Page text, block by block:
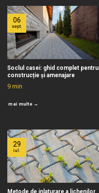
Soclul casei: ghid complet pentru
construcție și amenajare
9min
mai multe →
06
sept.
Metode de inlaturare a lichenilor
29
iul.